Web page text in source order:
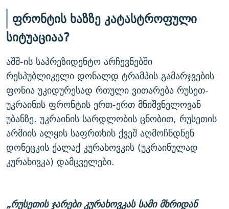
ფრონტის ხაზზე კატასტროფული
სიტუაციაა?
აშშ-ის საპრეზიდენტო არჩევნებში
რესპუბლიკელი დონალდ ტრამპის გამარჯვების
ფონია უკიდურესად რთული ვითარება რუსეთ-
უკრაინის ფრონტის ერთ-ერთ მნიშვნელოვან
უბანზე. უკრაინის სარდლობის ცნობით, რუსეთის
არმიის ალყის საფრთხის ქვეშ აღმოჩნდნენ
დონეცკის ქალაქ კურახოვკის (უკრაინულად
კურახივკა) დამცველები.
„რუსეთის ჯარები კურახოვკას სამი მხრიდან